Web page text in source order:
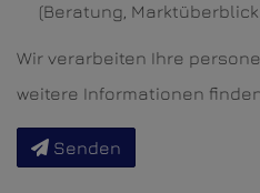
(Beratung,
Wir verarbeiten Ihre
weitere Informationen
Senden